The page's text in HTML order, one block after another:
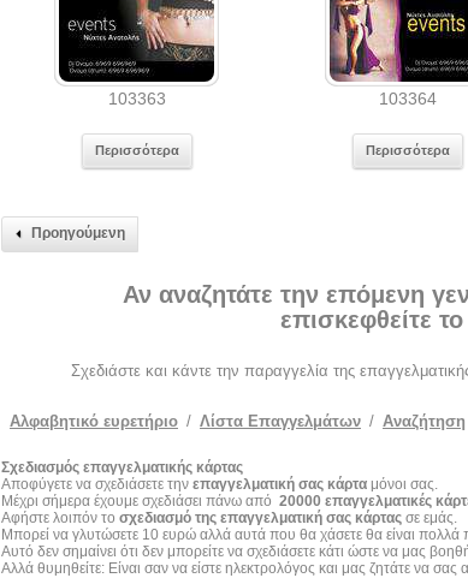
103363
Περισσότερα
103364
Περισσότερα
Προηγούμενη
Αν αναζητάτε την επόμενη
επισκεφθείτε το
Σχεδιάστε και κάντε την παραγγελία της
Αλφαβητικό ευρετήριο / Λίστα Επαγγελμάτων / Αναζήτηση
Σχεδιασμός επαγγελματικής κάρτας
Αποφύγετε να σχεδιάσετε την επαγγελματική σας κάρτα μόνοι σας.
Μέχρι σήμερα έχουμε σχεδιάσει πάνω από 20000 επαγγελματικές
Αφήστε λοιπόν το σχεδιασμό της επαγγελματική σας κάρτας σε εμάς.
Μπορεί να γλυτώσετε 10 ευρώ αλλά αυτά που θα χάσετε θα είναι πολλά
Αυτό δεν σημαίνει ότι δεν μπορείτε να σχεδιάσετε κάτι ώστε να μας
Αλλά θυμηθείτε: Είναι σαν να είστε ηλεκτρολόγος και μας ζητάτε να σας